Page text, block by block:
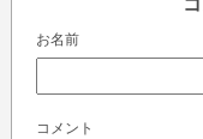
お名前
コメント